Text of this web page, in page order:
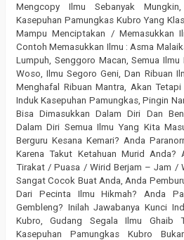
Mengcopy Ilmu Sebanyak
Kasepuhan Pamungkas Kubro Yang
Mampu Menciptakan / Memasukkan
Contoh Memasukkan Ilmu : Asma
Lumpuh, Senggoro Macan, Semua Ilmu
Woso, Ilmu Segoro Geni, Dan Ribuan
Menghafal Ribuan Mantra, Akan
Induk Kasepuhan Pamungkas, Pingin
Bisa Dimasukkan Dalam Diri Dan
Dalam Diri Semua Ilmu Yang Kita
Berguru Kesana Kemari? Anda
Karena Takut Ketahuan Murid Anda?
Tirakat / Puasa / Wirid Berjam – Jam /
Sangat Cocok Buat Anda, Anda
Dari Pecinta Ilmu Hikmah? Anda
Gembleng? Inilah Jawabanya Kunci
Kubro, Gudang Segala Ilmu Ghaib
Kasepuhan Pamungkas Kubro